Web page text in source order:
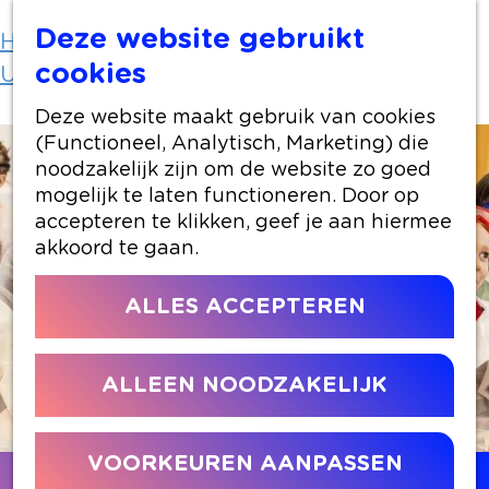
Deze website gebruikt
cookies
Deze website maakt gebruik van cookies
(Functioneel, Analytisch, Marketing) die
noodzakelijk zijn om de website zo goed
mogelijk te laten functioneren. Door op
accepteren te klikken, geef je aan hiermee
akkoord te gaan.
ALLES ACCEPTEREN
ALLEEN NOODZAKELIJK
VOORKEUREN AANPASSEN
Home
Uit-agenda
Uit-agenda overzicht